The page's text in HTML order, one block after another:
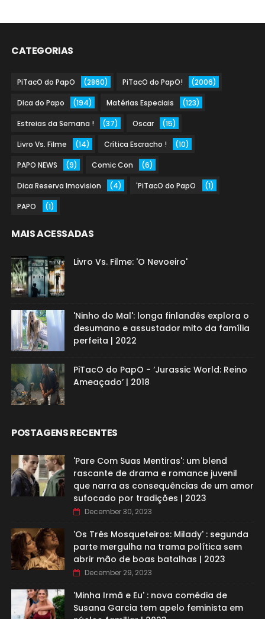
CATEGORIAS
PiTacO do PapO (2860) PiTacO do PapO! (2006)
Dica do Papo (194) Matérias Especiais (123)
Estreias da Semana ! (37) Oscar (15)
Livro Vs. Filme (14) Crítica Escracho ! (10)
PAPO NEWS (9) Comic Con (6)
Dica Reserva Imovision (4) 'PiTacO do PapO (1)
PAPO (1)
MAIS ACESSADAS
Livro Vs. Filme: 'O Nevoeiro'
'Ninho do Mal': longa finlandês explora o
desumano e assustador mito da família
perfeita | 2022
PiTacO do PapO - ‘Jurassic World: Reino
Ameaçado’ | 2018
POSTAGENS RECENTES
'Pare Com Suas Mentiras': um blend
rascante de drama e romance juvenil
que narra as consequências de um amor
sufocado por tradições | 2023
December 30, 2023
'Os Três Mosqueteiros: Milady' : segunda
parte mergulha na trama política sem
abrir mão de boas batalhas | 2023
December 29, 2023
'Minha Irmã e Eu' : nova comédia de
Susana Garcia tem apelo feminista em